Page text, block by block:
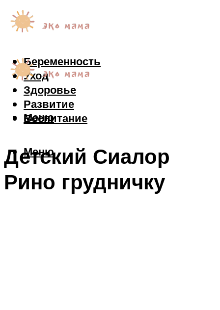
Беременность
Уход
Здоровье
Развитие
Воспитание
Меню
Меню
Детский Сиалор
Рино грудничку